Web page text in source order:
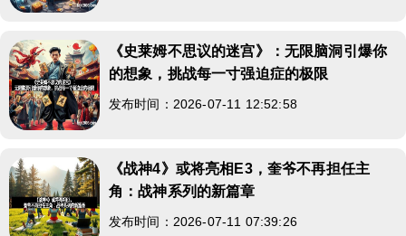
《史莱姆不思议的迷宫》：无限脑洞引爆你
的想象，挑战每一寸强迫症的极限
发布时间：2026-07-11 12:52:58
《战神4》或将亮相E3，奎爷不再担任主
角：战神系列的新篇章
发布时间：2026-07-11 07:39:26